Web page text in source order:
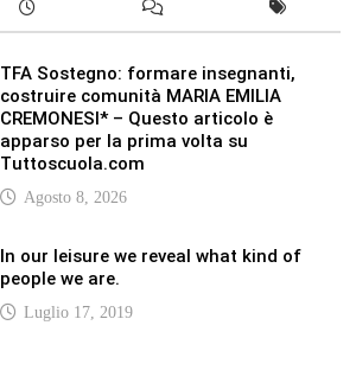
TFA Sostegno: formare insegnanti,
costruire comunità MARIA EMILIA
CREMONESI* – Questo articolo è
apparso per la prima volta su
Tuttoscuola.com
Agosto 8, 2026
In our leisure we reveal what kind of
people we are.
Luglio 17, 2019